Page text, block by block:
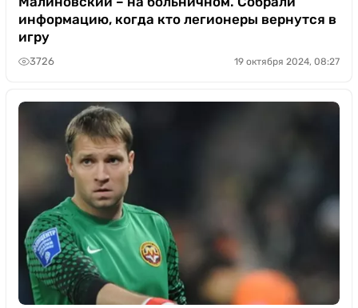
информацию, когда кто легионеры вернутся в
игру
3726 19 октября 2024, 08:27